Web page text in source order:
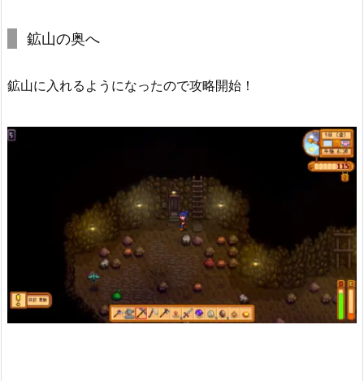
鉱山の奥へ
鉱山に入れるようになったので攻略開始！